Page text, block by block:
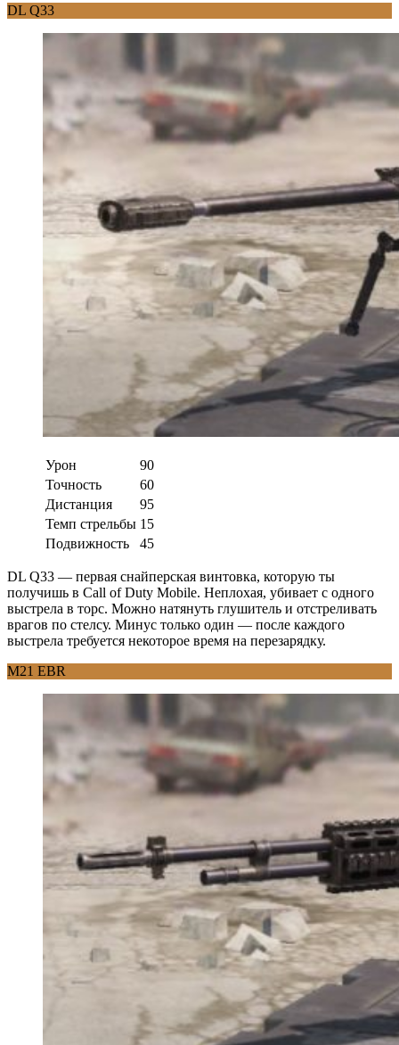
DL Q33
Урон
90
Точность
60
Дистанция
95
Темп стрельбы 15
Подвижность
45
DL Q33 — первая снайперская винтовка, которую ты
получишь в Call of Duty Mobile. Неплохая, убивает с одного
выстрела в торс. Можно натянуть глушитель и отстреливать
врагов по стелсу. Минус только один — после каждого
выстрела требуется некоторое время на перезарядку.
M21 EBR